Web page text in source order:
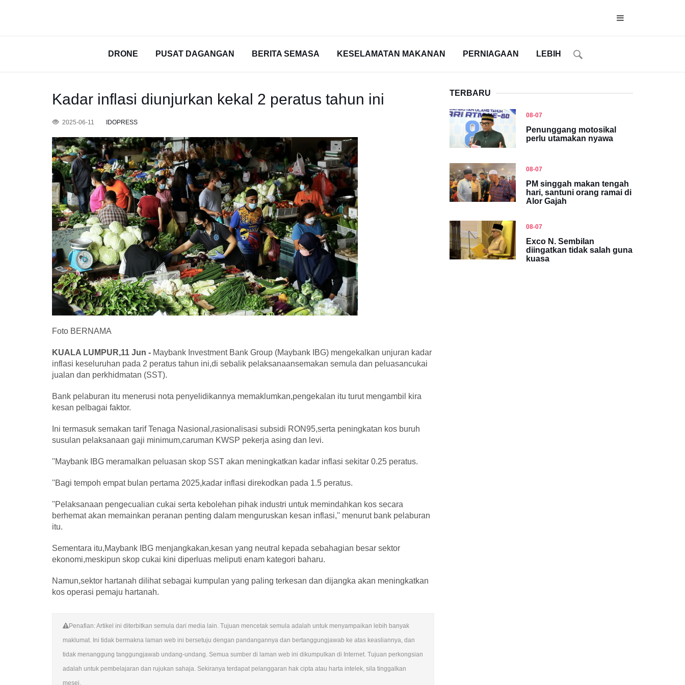
DRONE PUSAT DAGANGAN BERITA SEMASA KESELAMATAN MAKANAN PERNIAGAAN LEBIH
Kadar inflasi diunjurkan kekal 2 peratus tahun ini
2025-06-11 IDOPRESS
Foto BERNAMA
KUALA LUMPUR,11 Jun - Maybank Investment Bank Group (Maybank IBG) mengekalkan unjuran kadar
inflasi keseluruhan pada 2 peratus tahun ini,di sebalik pelaksanaansemakan semula dan peluasancukai
jualan dan perkhidmatan (SST).
Bank pelaburan itu menerusi nota penyelidikannya memaklumkan,pengekalan itu turut mengambil kira
kesan pelbagai faktor.
Ini termasuk semakan tarif Tenaga Nasional,rasionalisasi subsidi RON95,serta peningkatan kos buruh
susulan pelaksanaan gaji minimum,caruman KWSP pekerja asing dan levi.
''Maybank IBG meramalkan peluasan skop SST akan meningkatkan kadar inflasi sekitar 0.25 peratus.
''Bagi tempoh empat bulan pertama 2025,kadar inflasi direkodkan pada 1.5 peratus.
''Pelaksanaan pengecualian cukai serta kebolehan pihak industri untuk memindahkan kos secara
berhemat akan memainkan peranan penting dalam menguruskan kesan inflasi,'' menurut bank pelaburan
itu.
Sementara itu,Maybank IBG menjangkakan,kesan yang neutral kepada sebahagian besar sektor
ekonomi,meskipun skop cukai kini diperluas meliputi enam kategori baharu.
Namun,sektor hartanah dilihat sebagai kumpulan yang paling terkesan dan dijangka akan meningkatkan
kos operasi pemaju hartanah.
Penafian: Artikel ini diterbitkan semula dari media lain. Tujuan mencetak semula adalah untuk menyampaikan lebih banyak
maklumat. Ini tidak bermakna laman web ini bersetuju dengan pandangannya dan bertanggungjawab ke atas keasliannya, dan
tidak menanggung tanggungjawab undang-undang. Semua sumber di laman web ini dikumpulkan di Internet. Tujuan perkongsian
adalah untuk pembelajaran dan rujukan sahaja. Sekiranya terdapat pelanggaran hak cipta atau harta intelek, sila tinggalkan
mesej.
TERBARU
08-07
Penunggang motosikal
perlu utamakan nyawa
08-07
PM singgah makan tengah
hari, santuni orang ramai di
Alor Gajah
08-07
Exco N. Sembilan
diingatkan tidak salah guna
kuasa